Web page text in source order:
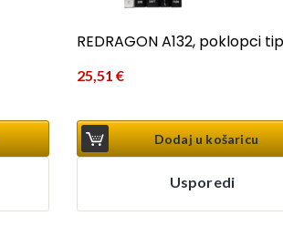
REDRAGON A132, poklopci
25,51 €
Dodaj u košaricu
Usporedi